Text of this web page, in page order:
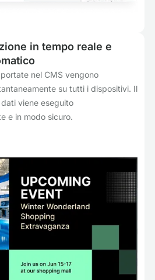
in tempo reale e
nel CMS vengono
su tutti i dispositivi. Il
viene eseguito
e in modo sicuro.